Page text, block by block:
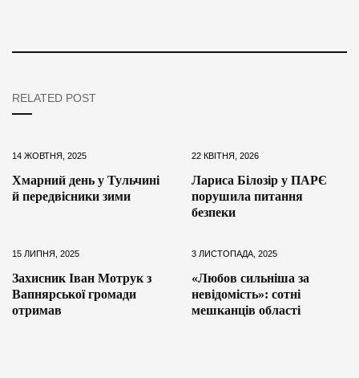
RELATED POST
14 ЖОВТНЯ, 2025
Хмарний день у Тульчині
й передвісники зими
22 КВІТНЯ, 2026
Лариса Білозір у ПАРЄ
порушила питання
безпеки
15 ЛИПНЯ, 2025
Захисник Іван Мотрук з
Вапнярської громади
отримав
3 ЛИСТОПАДА, 2025
«Любов сильніша за
невідомість»: сотні
мешканців області